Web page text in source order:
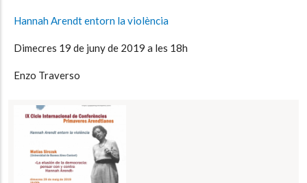
Hannah Arendt entorn la violència
Dimecres 19 de juny de 2019 a les 18h
Enzo Traverso